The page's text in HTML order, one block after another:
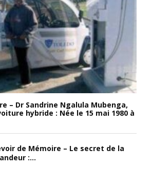
– Dr Sandrine Ngalula Mubenga,
hybride : Née le 15 mai 1980 à
de Mémoire – Le secret de la
:...